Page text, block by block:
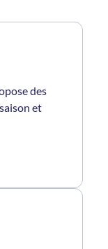
des
et